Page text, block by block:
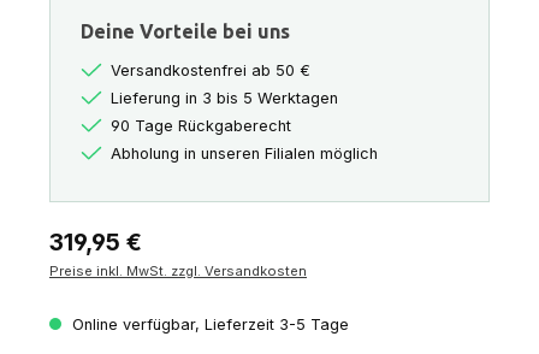
Deine Vorteile bei uns
Versandkostenfrei ab 50 €
Lieferung in 3 bis 5 Werktagen
90 Tage Rückgaberecht
Abholung in unseren Filialen möglich
Regulärer Preis:
319,95 €
Preise inkl. MwSt. zzgl. Versandkosten
Online verfügbar, Lieferzeit 3-5 Tage